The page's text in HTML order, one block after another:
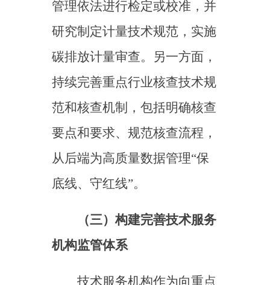
强监管。一是对全国碳排放权
交易市场核查机构实施认证机
构资质管理，明确准入条件、
行为规范和退出机制；二是加
强碳排放相关检验检测机构管
制；三是积极培育咨询服务、
检验检测、审定核查等技术服
务业。同时，定期开展评估，
促进第三方技术服务市场健康
加强行业自律管理。